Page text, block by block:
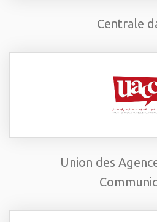
Centrale
Union des